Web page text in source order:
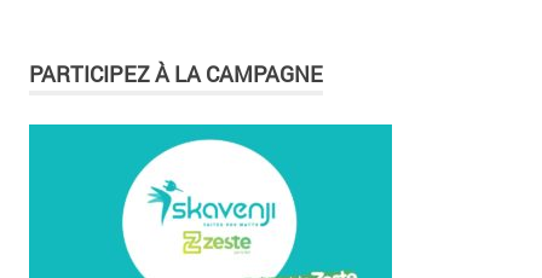
PARTICIPEZ À LA CAMPAGNE